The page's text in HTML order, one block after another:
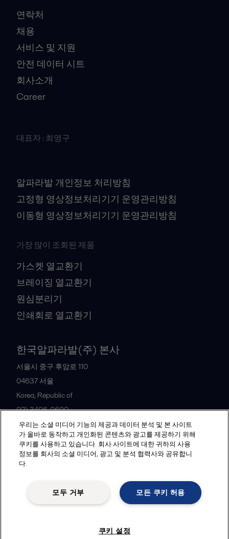
연락처
채용
서비스 및 지원
안전 데이터 시트
회사소개
Career
대표자 : 최영구
알파라발 개인정보 처리방침
고정형 영상정보처리기기 운영관리방침
이동형 영상정보처리기기 운영관리방침
가장 많이 조회된 제품
가스켓 열교환기
브레이징 열교환기
원심분리기
인쇄회로 열교환기
한국알파라발(주) 본사
서울시 중구 후암로 110
04637 서울
Korea, Republic of
02) 3406-0600
All offices and partners
© 2015-2026, ALFA LAVAL
Follow us
Legal terms and conditions
우리는 소셜 미디어 기능의 제공과 데이터 분석 및 본 사이트
가 올바로 동작하고 개인화된 콘텐츠와 광고를 제공하기 위해
쿠키를 사용하고 있습니다. 회사 사이트에 대한 귀하의 사용
정보를 회사의 소셜 미디어, 광고 및 분석 협력사와 공유합니
다.
모든 쿠키 허용
모두 거부
쿠키 설정